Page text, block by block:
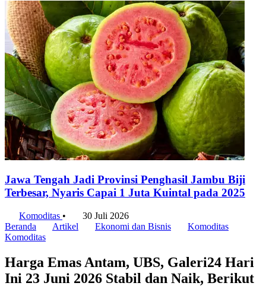
Jawa Tengah Jadi Provinsi Penghasil Jambu Biji
Terbesar, Nyaris Capai 1 Juta Kuintal pada 2025
Komoditas •
30 Juli 2026
Beranda
Artikel Ekonomi dan Bisnis
Komoditas
Komoditas
Harga Emas Antam, UBS, Galeri24 Hari
Ini 23 Juni 2026 Stabil dan Naik, Berikut